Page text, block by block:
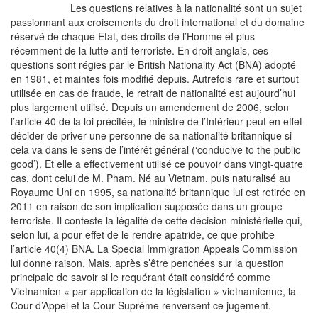
Les questions relatives à la nationalité sont un sujet
passionnant aux croisements du droit international et du domaine
réservé de chaque Etat, des droits de l’Homme et plus
récemment de la lutte anti-terroriste. En droit anglais, ces
questions sont régies par le British Nationality Act (BNA) adopté
en 1981, et maintes fois modifié depuis. Autrefois rare et surtout
utilisée en cas de fraude, le retrait de nationalité est aujourd’hui
plus largement utilisé. Depuis un amendement de 2006, selon
l’article 40 de la loi précitée, le ministre de l’Intérieur peut en effet
décider de priver une personne de sa nationalité britannique si
cela va dans le sens de l’intérêt général (‘conducive to the public
good’). Et elle a effectivement utilisé ce pouvoir dans vingt-quatre
cas, dont celui de M. Pham. Né au Vietnam, puis naturalisé au
Royaume Uni en 1995, sa nationalité britannique lui est retirée en
2011 en raison de son implication supposée dans un groupe
terroriste. Il conteste la légalité de cette décision ministérielle qui,
selon lui, a pour effet de le rendre apatride, ce que prohibe
l’article 40(4) BNA. La Special Immigration Appeals Commission
lui donne raison. Mais, après s’être penchées sur la question
principale de savoir si le requérant était considéré comme
Vietnamien « par application de la législation » vietnamienne, la
Cour d’Appel et la Cour Suprême renversent ce jugement.